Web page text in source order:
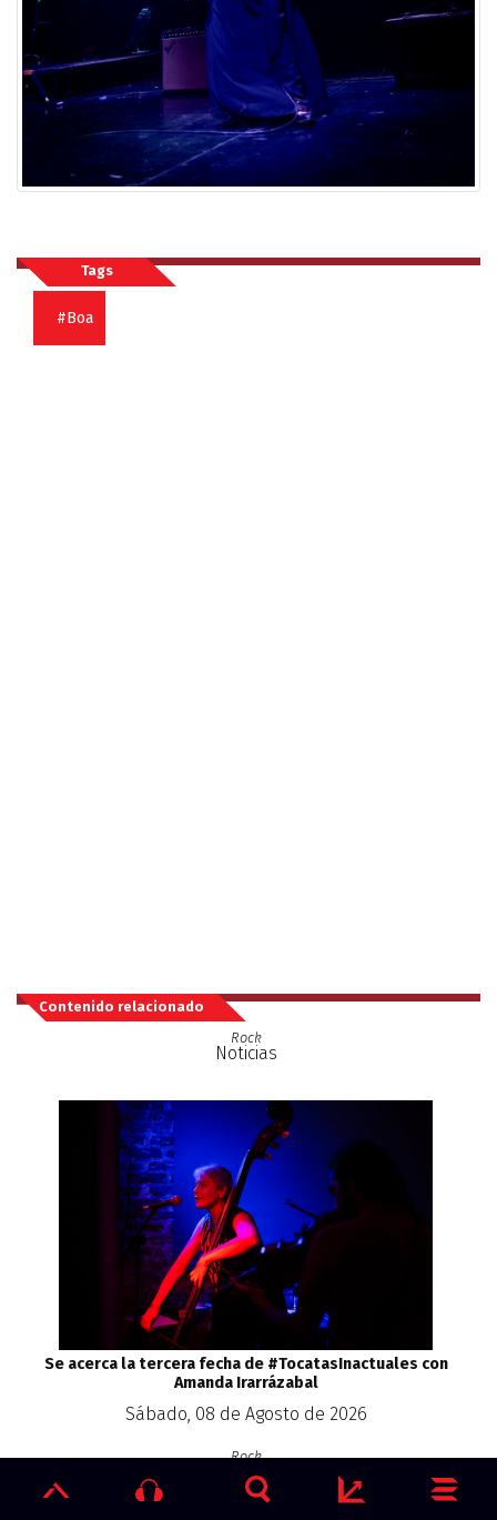
Tags
#Boa
Contenido relacionado
Rock
Noticias
Se acerca la tercera fecha de #TocatasInactuales con
Amanda Irarrázabal
Sábado, 08 de Agosto de 2026
Rock
Noticias